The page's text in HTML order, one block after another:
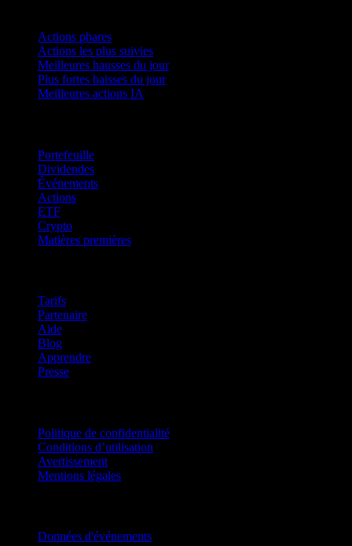
Actions phares
Actions les plus suivies
Meilleures hausses du jour
Plus fortes baisses du jour
Meilleures actions IA
Portefeuille
Dividendes
Événements
Actions
ETF
Crypto
Matières premières
Tarifs
Partenaire
Aide
Blog
Apprendre
Presse
Politique de confidentialité
Conditions d’utilisation
Avertissement
Mentions légales
Données d'événements